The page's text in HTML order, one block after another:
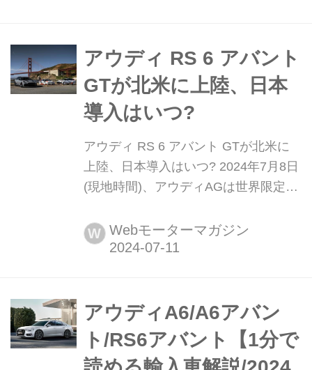
(AUDI RS6 AVANT)だ。
アウディ RS 6 アバント
GTが北米に上陸、日本
導入はいつ?
アウディ RS 6 アバント GTが北米に
上陸、日本導入はいつ? 2024年7月8日
(現地時間)、アウディAGは世界限定
GT」がアメリカ市場に上陸したことを
明らかにし、カリフォルニアの美しい
発表され、2024年第二四半期...
W Webモーターマガジン
アウディA6/A6アバン
ト/RS6アバント【1分で